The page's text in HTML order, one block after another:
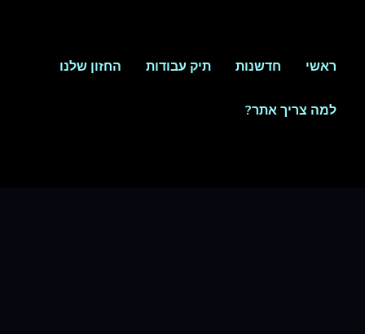
ראשי חדשנות תיק עבודות החזון שלנו
למה צריך אתר?